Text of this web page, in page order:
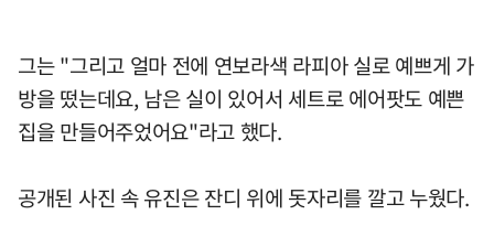
그는 "그리고 얼마 전에 연보라색 라피아 실로 예쁘게 가
방을 떴는데요, 남은 실이 있어서 세트로 에어팟도 예쁜
집을 만들어주었어요"라고 했다.
공개된 사진 속 유진은 잔디 위에 돗자리를 깔고 누웠다.